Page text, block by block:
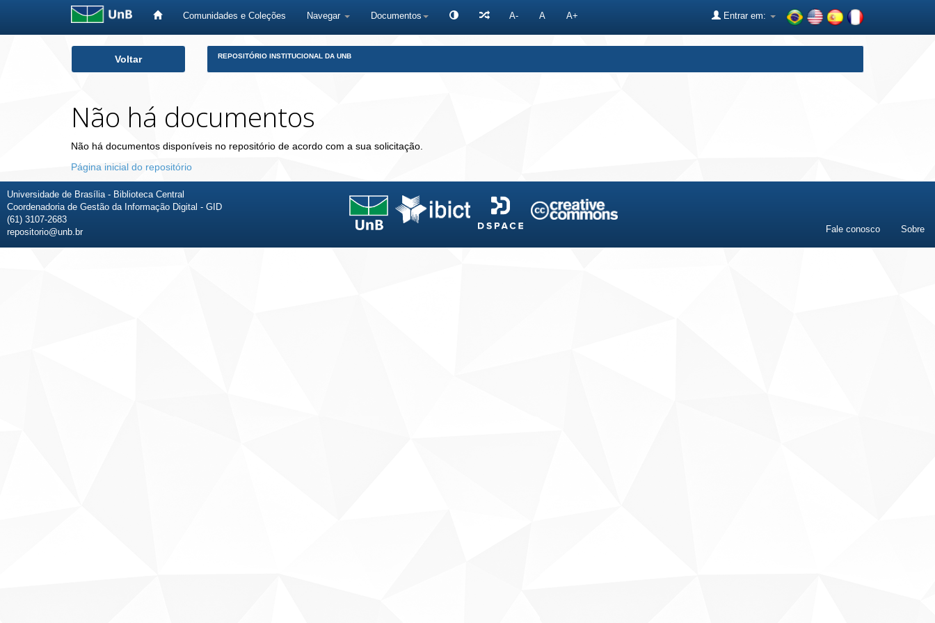
Comunidades e Coleções Navegar Documentos A- A A+ Entrar em:
Voltar REPOSITÓRIO INSTITUCIONAL DA UNB
Não há documentos
Não há documentos disponíveis no repositório de acordo com a sua solicitação.
Página inicial do repositório
Universidade de Brasília - Biblioteca Central
Coordenadoria de Gestão da Informação Digital - GID
(61) 3107-2683
repositorio@unb.br
Fale conosco Sobre